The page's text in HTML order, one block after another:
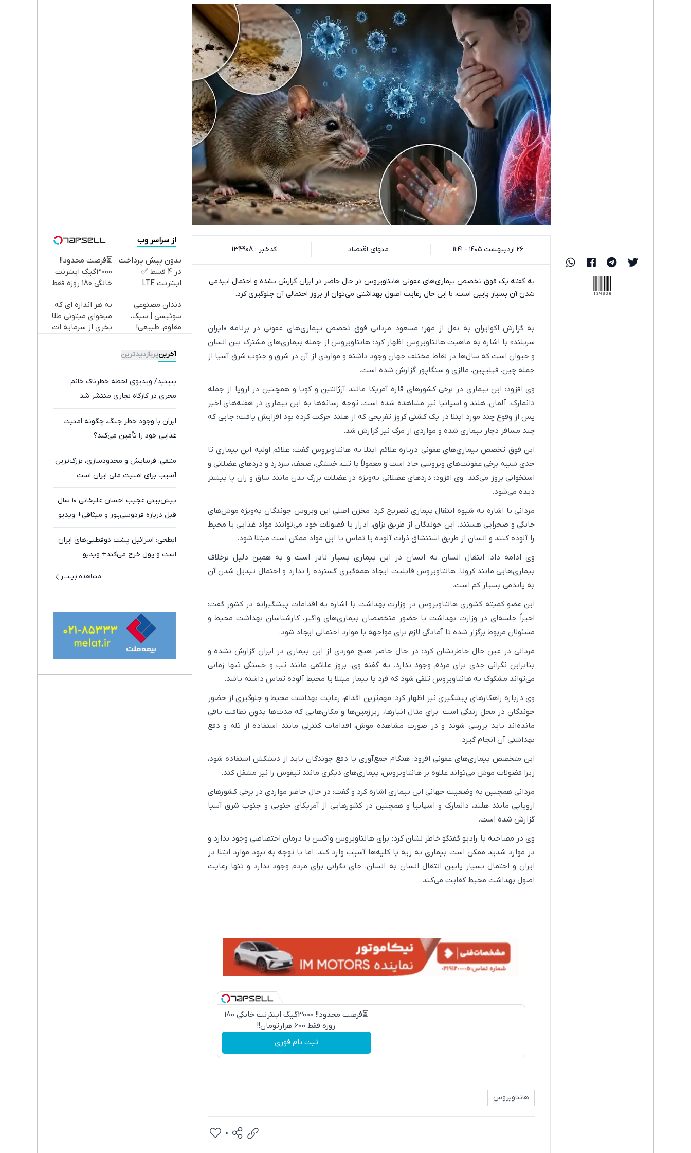
۲۶ اردیبهشت ۱۴۰۵ - ۱۱:۴۱ منهای اقتصاد کدخبر : 134908
به گفته یک فوق تخصص بیماری‌های عفونی هانتاویروس در حال حاضر در ایران گزارش نشده و احتمال اپیدمی
شدن آن بسیار پایین است، با این حال رعایت اصول بهداشتی می‌توان از بروز احتمالی آن جلوگیری کرد.
به گزارش اکوایران به نقل از مهر؛ مسعود مردانی فوق تخصص بیماری‌های عفونی در برنامه «ایران
سربلند» با اشاره به ماهیت هانتاویروس اظهار کرد: هانتاویروس از جمله بیماری‌های مشترک بین انسان
و حیوان است که سال‌ها در نقاط مختلف جهان وجود داشته و مواردی از آن در شرق و جنوب شرق آسیا از
جمله چین، فیلیپین، مالزی و سنگاپور گزارش شده است.
وی افزود: این بیماری در برخی کشورهای قاره آمریکا مانند آرژانتین و کوبا و همچنین در اروپا از جمله
دانمارک، آلمان، هلند و اسپانیا نیز مشاهده شده است. توجه رسانه‌ها به این بیماری در هفته‌های اخیر
پس از وقوع چند مورد ابتلا در یک کشتی کروز تفریحی که از هلند حرکت کرده بود افزایش یافت؛ جایی که
چند مسافر دچار بیماری شده و مواردی از مرگ نیز گزارش شد.
این فوق تخصص بیماری‌های عفونی درباره علائم ابتلا به هانتاویروس گفت: علائم اولیه این بیماری تا
حدی شبیه برخی عفونت‌های ویروسی حاد است و معمولاً با تب، خستگی، ضعف، سردرد و دردهای عضلانی و
استخوانی بروز می‌کند. وی افزود: دردهای عضلانی به‌ویژه در عضلات بزرگ بدن مانند ساق و ران پا بیشتر
دیده می‌شود.
مردانی با اشاره به شیوه انتقال بیماری تصریح کرد: مخزن اصلی این ویروس جوندگان به‌ویژه موش‌های
خانگی و صحرایی هستند. این جوندگان از طریق بزاق، ادرار یا فضولات خود می‌توانند مواد غذایی یا محیط
را آلوده کنند و انسان از طریق استنشاق ذرات آلوده یا تماس با این مواد ممکن است مبتلا شود.
وی ادامه داد: انتقال انسان به انسان در این بیماری بسیار نادر است و به همین دلیل برخلاف
بیماری‌هایی مانند کرونا، هانتاویروس قابلیت ایجاد همه‌گیری گسترده را ندارد و احتمال تبدیل شدن آن
به پاندمی بسیار کم است.
این عضو کمیته کشوری هانتاویروس در وزارت بهداشت با اشاره به اقدامات پیشگیرانه در کشور گفت:
اخیراً جلسه‌ای در وزارت بهداشت با حضور متخصصان بیماری‌های واگیر، کارشناسان بهداشت محیط و
مسئولان مربوط برگزار شده تا آمادگی لازم برای مواجهه با موارد احتمالی ایجاد شود.
مردانی در عین حال خاطرنشان کرد: در حال حاضر هیچ موردی از این بیماری در ایران گزارش نشده و
بنابراین نگرانی جدی برای مردم وجود ندارد. به گفته وی، بروز علائمی مانند تب و خستگی تنها زمانی
می‌تواند مشکوک به هانتاویروس تلقی شود که فرد با بیمار مبتلا یا محیط آلوده تماس داشته باشد.
وی درباره راهکارهای پیشگیری نیز اظهار کرد: مهم‌ترین اقدام، رعایت بهداشت محیط و جلوگیری از حضور
جوندگان در محل زندگی است. برای مثال انبارها، زیرزمین‌ها و مکان‌هایی که مدت‌ها بدون نظافت باقی
مانده‌اند باید بررسی شوند و در صورت مشاهده موش، اقدامات کنترلی مانند استفاده از تله و دفع
بهداشتی آن انجام گیرد.
این متخصص بیماری‌های عفونی افزود: هنگام جمع‌آوری یا دفع جوندگان باید از دستکش استفاده شود،
زیرا فضولات موش می‌تواند علاوه بر هانتاویروس، بیماری‌های دیگری مانند تیفوس را نیز منتقل کند.
مردانی همچنین به وضعیت جهانی این بیماری اشاره کرد و گفت: در حال حاضر مواردی در برخی کشورهای
اروپایی مانند هلند، دانمارک و اسپانیا و همچنین در کشورهایی از آمریکای جنوبی و جنوب شرق آسیا
گزارش شده است.
وی در مصاحبه با رادیو گفتگو خاطر نشان کرد: برای هانتاویروس واکسن یا درمان اختصاصی وجود ندارد و
در موارد شدید ممکن است بیماری به ریه یا کلیه‌ها آسیب وارد کند، اما با توجه به نبود موارد ابتلا در
ایران و احتمال بسیار پایین انتقال انسان به انسان، جای نگرانی برای مردم وجود ندارد و تنها رعایت
اصول بهداشت محیط کفایت می‌کند.
⏳فرصت محدود!! 3000گیگ اینترنت خانگی 180
روزه فقط 600 هزارتومان!!
ثبت نام فوری
هانتاویروس
0
از سراسر وب
بدون پیش پرداخت
در 4 قسط ✅
اینترنت LTE
کارت رایگان
⏳فرصت محدود!!
3000گیگ اینترنت
خانگی 180 روزه فقط
دندان مصنوعی
سوئیسی | سبک،
مقاوم، طبیعی!
رایگان+پرداخت
اقساطی😍
به هر اندازه ای که
میخوای میتونی طلا
بخری از سرمایه ات
آخرینپربازدیدترین
ببینید/ ویدیوی لحظه خطرناک خانم
مجری در کارگاه نجاری منتشر شد
ایران با وجود خطر جنگ، چگونه امنیت
غذایی خود را تأمین می‌کند؟
متقی: فرسایش و محدودسازی، بزرگ‌ترین
آسیب برای امنیت ملی ایران است
پیش‌بینی عجیب احسان علیخانی ۱۰ سال
قبل درباره فردوسی‌پور و میثاقی+ ویدیو
ابطحی: اسرائیل پشت دوقطبی‌های ایران
است و پول خرج می‌کند+ ویدیو
مشاهده بیشتر